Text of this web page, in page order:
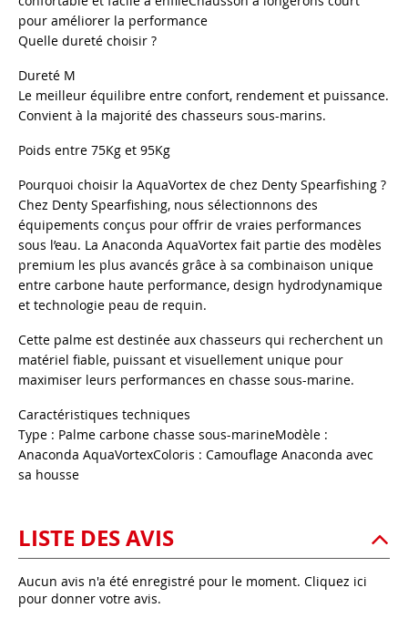
pour améliorer la performance
Quelle dureté choisir ?
Dureté M
Le meilleur équilibre entre confort, rendement et puissance.
Convient à la majorité des chasseurs sous-marins.
Poids entre 75Kg et 95Kg
Pourquoi choisir la AquaVortex de chez Denty Spearfishing ?
Chez Denty Spearfishing, nous sélectionnons des
équipements conçus pour offrir de vraies performances
sous l’eau. La Anaconda AquaVortex fait partie des modèles
premium les plus avancés grâce à sa combinaison unique
entre carbone haute performance, design hydrodynamique
et technologie peau de requin.
Cette palme est destinée aux chasseurs qui recherchent un
matériel fiable, puissant et visuellement unique pour
maximiser leurs performances en chasse sous-marine.
Caractéristiques techniques
Type : Palme carbone chasse sous-marineModèle :
Anaconda AquaVortexColoris : Camouflage Anaconda avec
sa housse
LISTE DES AVIS
Aucun avis n'a été enregistré pour le moment. Cliquez ici
pour donner votre avis.